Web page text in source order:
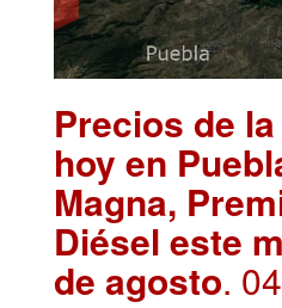
Precios de
hoy en
Magna,
Diésel este
de agosto.